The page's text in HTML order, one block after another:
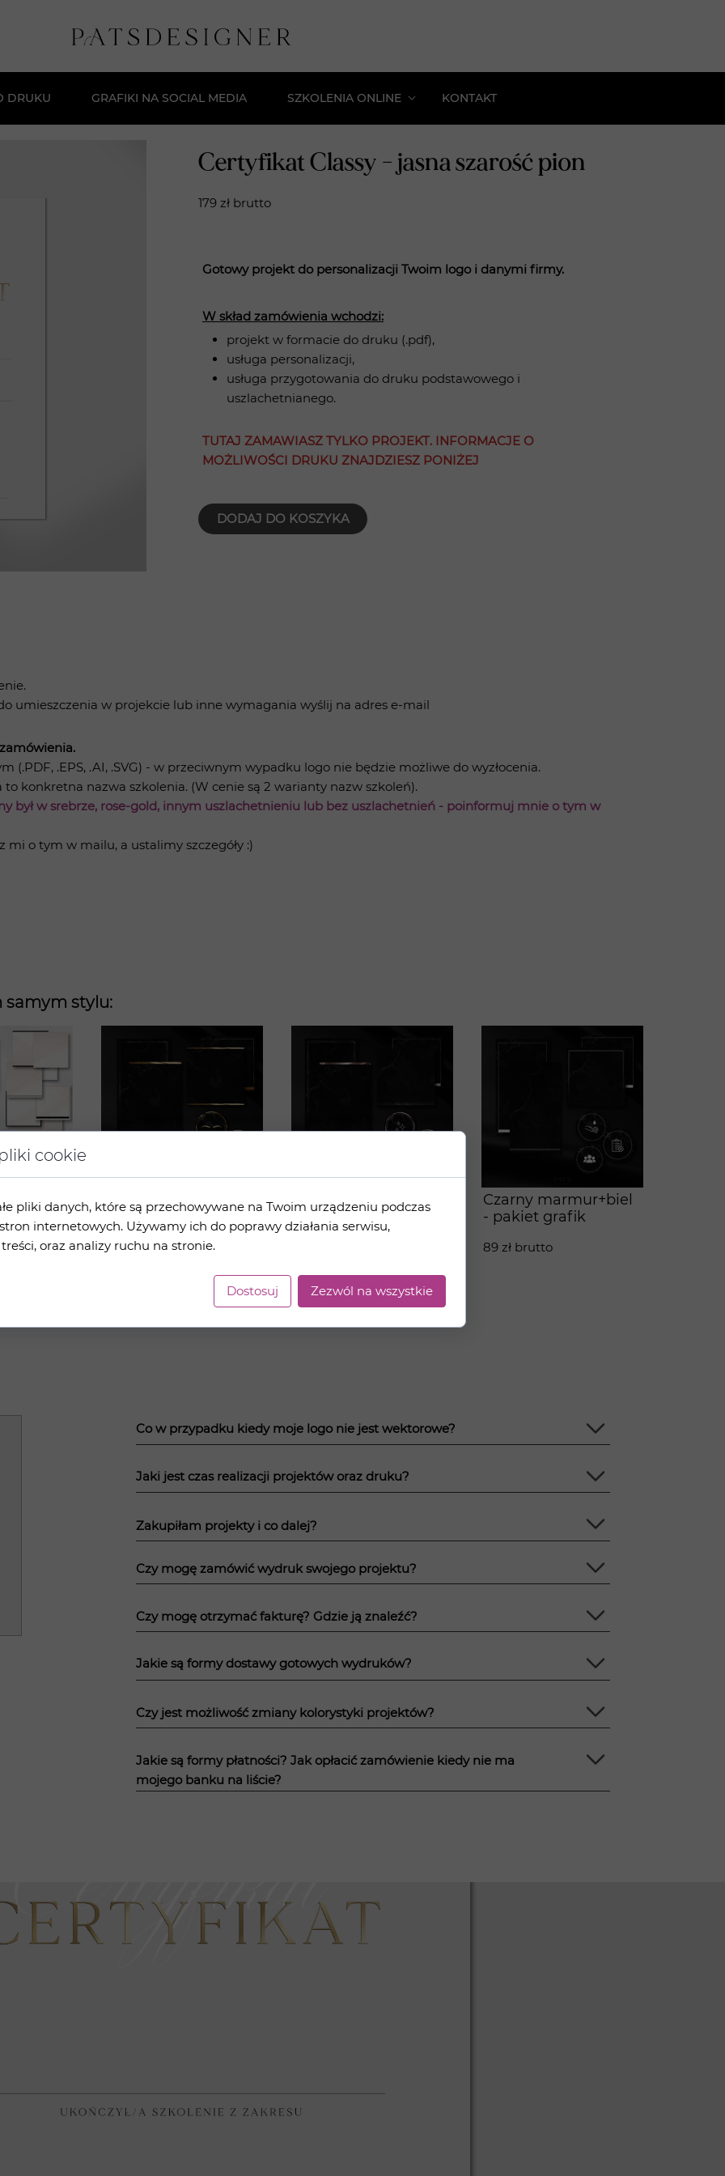
Gotowy projekt do personalizacji Twoim logo i danymi firmy.
W skład zamówienia wchodzi:
projekt w formacie do druku (.pdf),
usługa personalizacji,
usługa przygotowania do druku podstawowego i
uszlachetnianego.
TUTAJ ZAMAWIASZ TYLKO PROJEKT. INFORMACJE O
MOŻLIWOŚCI DRUKU ZNAJDZIESZ PONIŻEJ
umieszczenia w projekcie lub inne wymagania wyślij na adres e-mail
(.PDF, .EPS, .AI, .SVG) - w przeciwnym wypadku logo nie będzie możliwe do wyzłocenia.
konkretna nazwa szkolenia. (W cenie są 2 warianty nazw szkoleń).
był w srebrze, rose-gold, innym uszlachetnieniu lub bez uszlachetnień - poinformuj mnie o tym w
o tym w mailu, a ustalimy szczegóły :)
DRUKU GRAFIKI NA SOCIAL MEDIA SZKOLENIA ONLINE
Kurs Stwórz Spójny Profil Beauty
KONTAKT
Certyfikat Classy - jasna szarość pion
179 zł brutto
DODAJ DO KOSZYKA
samym stylu:
-
Czarny marmur+złoto
- pakiet grafik
89 zł brutto
Czarny
marmur+rosegold-
pakiet grafik
Czarny marmur+biel
- pakiet grafik
89 zł brutto
Co w przypadku kiedy moje logo nie jest wektorowe?
Jaki jest czas realizacji projektów oraz druku?
Zakupiłam projekty i co dalej?
Czy mogę zamówić wydruk swojego projektu?
Czy mogę otrzymać fakturę? Gdzie ją znaleźć?
Jakie są formy dostawy gotowych wydruków?
Czy jest możliwość zmiany kolorystyki projektów?
Jakie są formy płatności? Jak opłacić zamówienie kiedy nie ma
mojego banku na liście?
cookie
pliki danych, które są przechowywane na Twoim urządzeniu podczas
internetowych. Używamy ich do poprawy działania serwisu,
oraz analizy ruchu na stronie.
Dostosuj Zezwól na wszystkie